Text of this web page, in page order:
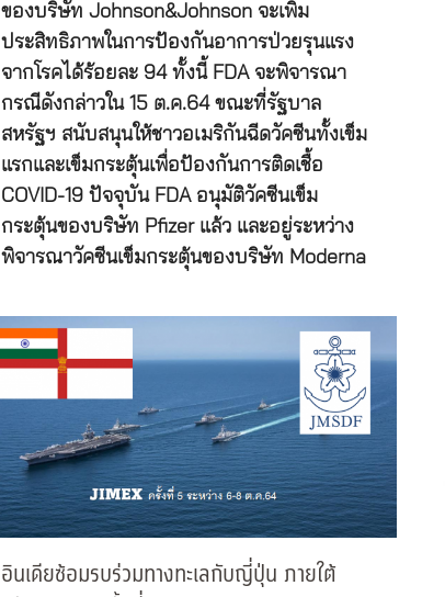
ของบริษัท Johnson&Johnson จะเพิ่ม
ประสิทธิภาพในการป้องกันอาการป่วยรุนแรง
จากโรคได้ร้อยละ 94 ทั้งนี้ FDA จะพิจารณา
กรณีดังกล่าวใน 15 ต.ค.64 ขณะที่รัฐบาล
สหรัฐฯ สนับสนุนให้ชาวอเมริกันฉีดวัคซีนทั้งเข็ม
แรกและเข็มกระตุ้นเพื่อป้องกันการติดเชื้อ
COVID-19 ปัจจุบัน FDA อนุมัติวัคซีนเข็ม
กระตุ้นของบริษัท Pfizer แล้ว และอยู่ระหว่าง
พิจารณาวัคซีนเข็มกระตุ้นของบริษัท Moderna
อินเดียซ้อมรบร่วมทางทะเลกับญี่ปุ่น ภายใต้